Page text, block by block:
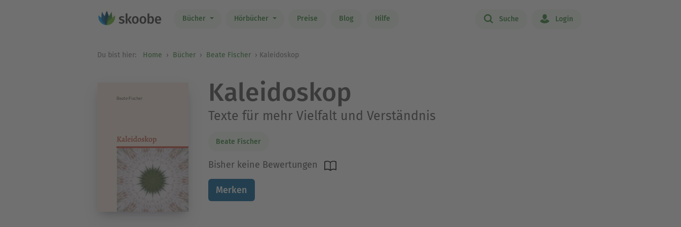
Bücher Hörbücher Preise Blog Hilfe Suche Login
Du bist hier: Home Bücher Beate Fischer Kaleidoskop
Kaleidoskop
Texte für mehr Vielfalt und Verständnis
Beate Fischer
Bisher keine Bewertungen
Merken